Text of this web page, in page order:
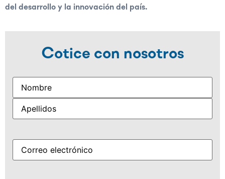
del desarrollo y la innovación del país.
Cotice con nosotros
Name
Correo
electrónico